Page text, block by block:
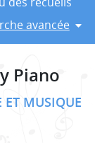
avancée
Piano
ET MUSIQUE